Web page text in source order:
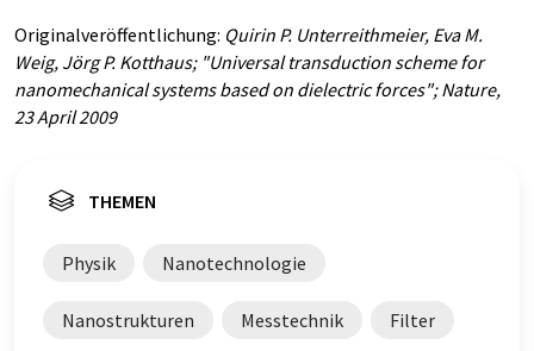
Originalveröffentlichung: Quirin P. Unterreithmeier, Eva M.
Weig, Jörg P. Kotthaus; "Universal transduction scheme for
nanomechanical systems based on dielectric forces"; Nature,
23 April 2009
THEMEN
Physik Nanotechnologie
Nanostrukturen Messtechnik Filter